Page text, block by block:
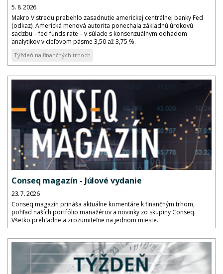
5. 8. 2026
Makro V stredu prebehlo zasadnutie americkej centrálnej banky Fed
(odkaz). Americká menová autorita ponechala základnú úrokovú
sadzbu – fed funds rate – v súlade s konsenzuálnym odhadom
analytikov v cieľovom pásme 3,50 až 3,75 %.
Týždeň na finančných trhoch
Conseq magazín - Júlové vydanie
23. 7. 2026
Conseq magazín prináša aktuálne komentáre k finančným trhom,
pohľad naších portfólio manažérov a novinky zo skupiny Conseq.
Všetko prehľadne a zrozumiteľne na jednom mieste.